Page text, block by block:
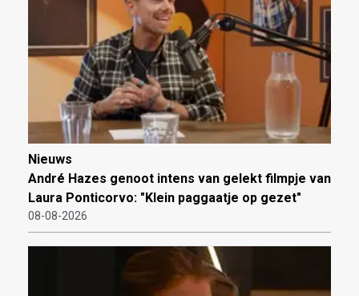
Nieuws
André Hazes genoot intens van gelekt filmpje van
Laura Ponticorvo: "Klein paggaatje op gezet"
08-08-2026